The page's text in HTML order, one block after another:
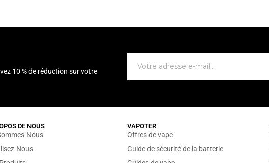
10 % de réduction sur votre
DE NOUS
Nous
Nous
VAPOTER
Offres de vape
Guide de sécurité de la batterie